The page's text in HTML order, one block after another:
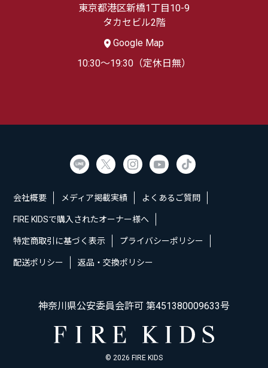
東京都港区新橋1丁目10-9
タカセビル2階
Google Map
10:30～19:30（定休日無）
会社概要 メディア掲載実績 よくあるご質問
FIRE KIDSで購入されたオーナー様へ
特定商取引に基づく表示 プライバシーポリシー
配送ポリシー 返品・交換ポリシー
神奈川県公安委員会許可 第451380009633号
© 2026 FIRE KIDS